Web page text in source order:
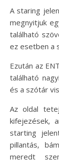
A staring
megnyitjuk
található
ez esetben a
Ezután az
található
és a szótár
Az oldal
kifejezések,
starting
pillantás,
meredt